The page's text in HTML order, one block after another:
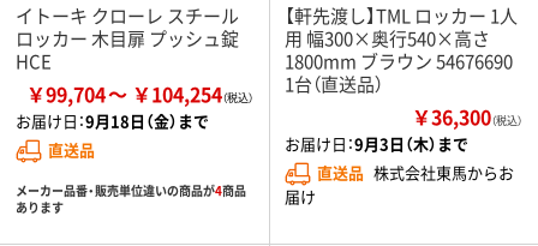
イトーキ クローレ スチール
ロッカー 木目扉 プッシュ錠
HCE
￥99,704 ￥104,254
お届け日：9月18日（金）まで
直送品
メーカー品番・販売単位違いの商品が4商品
あります
【軒先渡し】TML ロッカー 1人
用 幅300×奥行540×高さ
1800mm ブラウン 54676690
1台（直送品）
￥36,300（税込）
お届け日：9月3日（木）まで
直送品 株式会社東馬からお
届け